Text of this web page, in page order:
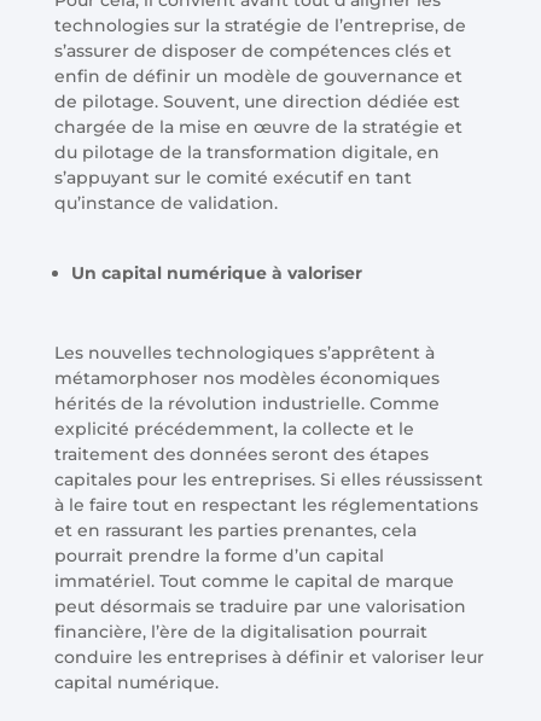
technologies sur la stratégie de l’entreprise, de
s’assurer de disposer de compétences clés et
enfin de définir un modèle de gouvernance et
de pilotage. Souvent, une direction dédiée est
chargée de la mise en œuvre de la stratégie et
du pilotage de la transformation digitale, en
s’appuyant sur le comité exécutif en tant
qu’instance de validation.
Un capital numérique à valoriser
Les nouvelles technologiques s’apprêtent à
métamorphoser nos modèles économiques
hérités de la révolution industrielle. Comme
explicité précédemment, la collecte et le
traitement des données seront des étapes
capitales pour les entreprises. Si elles réussissent
à le faire tout en respectant les réglementations
et en rassurant les parties prenantes, cela
pourrait prendre la forme d’un capital
immatériel. Tout comme le capital de marque
peut désormais se traduire par une valorisation
financière, l’ère de la digitalisation pourrait
conduire les entreprises à définir et valoriser leur
capital numérique.